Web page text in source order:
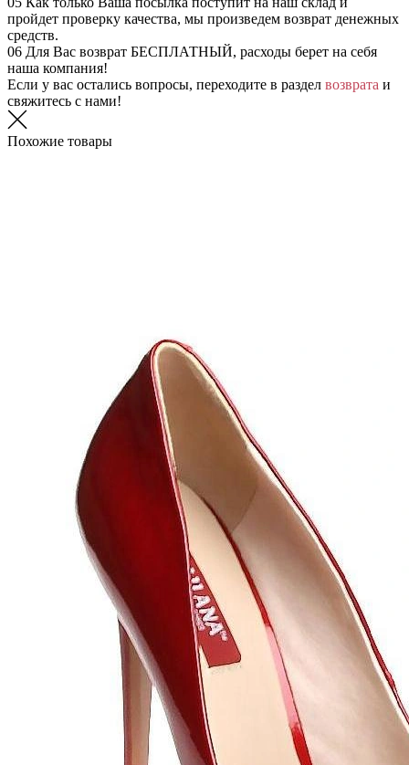
пройдет проверку качества, мы произведем возврат денежных
средств.
06 Для Вас возврат БЕСПЛАТНЫЙ, расходы берет на себя
наша компания!
Если у вас остались вопросы, переходите в раздел возврата и
свяжитесь с нами!
Похожие товары